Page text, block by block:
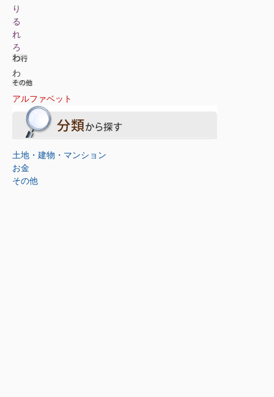
り
る
れ
ろ
わ
アルファベット
土地・建物・マンション
お金
その他